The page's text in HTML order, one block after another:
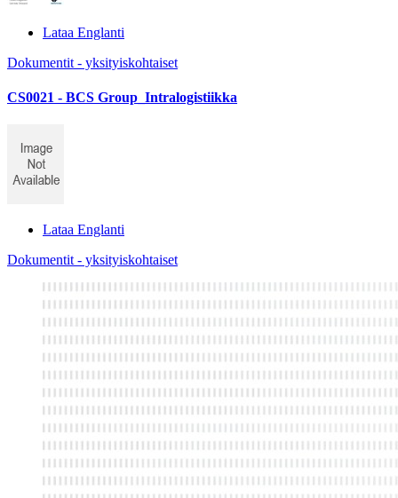
Lataa Englanti
Dokumentit - yksityiskohtaiset
CS0021 - BCS Group_Intralogistiikka
Lataa Englanti
Dokumentit - yksityiskohtaiset